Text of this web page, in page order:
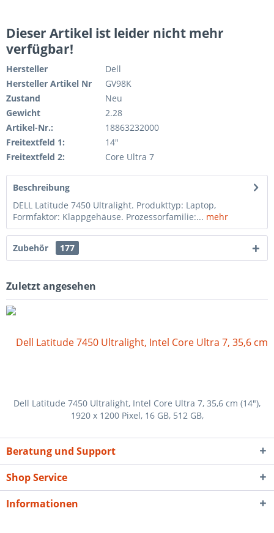
Dieser Artikel ist leider nicht mehr
verfügbar!
Hersteller
Dell
Hersteller Artikel Nr
GV98K
Zustand
Neu
Gewicht
2.28
Artikel-Nr.:
18863232000
Freitextfeld 1:
14"
Freitextfeld 2:
Core Ultra 7
Beschreibung
DELL Latitude 7450 Ultralight. Produkttyp: Laptop,
Formfaktor: Klappgehäuse. Prozessorfamilie:... mehr
Zubehör 177
Zuletzt angesehen
Dell Latitude 7450 Ultralight, Intel Core Ultra 7, 35,6 cm (14"),
1920 x 1200 Pixel, 16 GB, 512 GB,
Beratung und Support
Shop Service
Informationen